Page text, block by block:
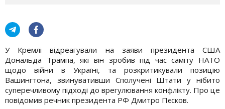
У Кремлі відреагували на заяви президента США
Дональда Трампа, які він зробив під час саміту НАТО
щодо війни в Україні, та розкритикували позицію
Вашингтона, звинувативши Сполучені Штати у нібито
суперечливому підході до врегулювання конфлікту. Про це
повідомив речник президента РФ Дмитро Пєсков.